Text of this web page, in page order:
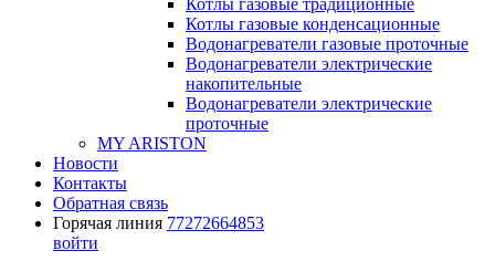
Котлы газовые традиционные
Котлы газовые конденсационные
Водонагреватели газовые проточные
Водонагреватели электрические
накопительные
Водонагреватели электрические
проточные
MY ARISTON
Новости
Контакты
Обратная связь
Горячая линия 77272664853
войти